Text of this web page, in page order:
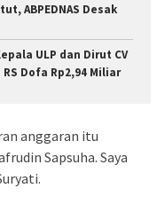
ABPEDNAS Desak
ULP dan Dirut CV
Dofa Rp2,94 Miliar
anggaran itu
Sapsuha. Saya